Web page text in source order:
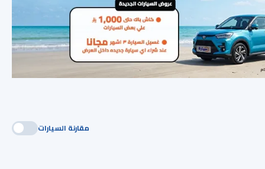
مقارنة السيارات